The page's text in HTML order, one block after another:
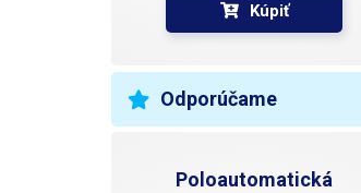
Kúpiť
Odporúčame
Poloautomatická